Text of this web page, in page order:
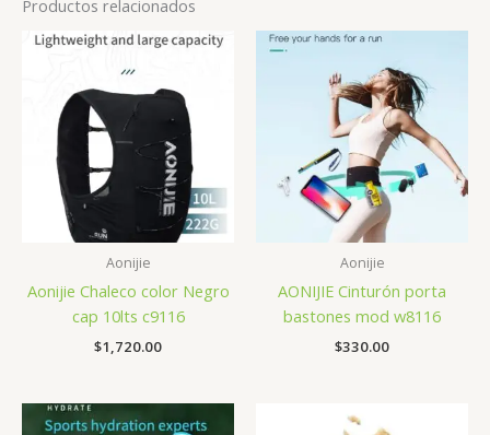
Productos relacionados
Aonijie
Aonijie Chaleco color Negro
cap 10lts c9116
$1,720.00
Aonijie
AONIJIE Cinturón porta
bastones mod w8116
$330.00